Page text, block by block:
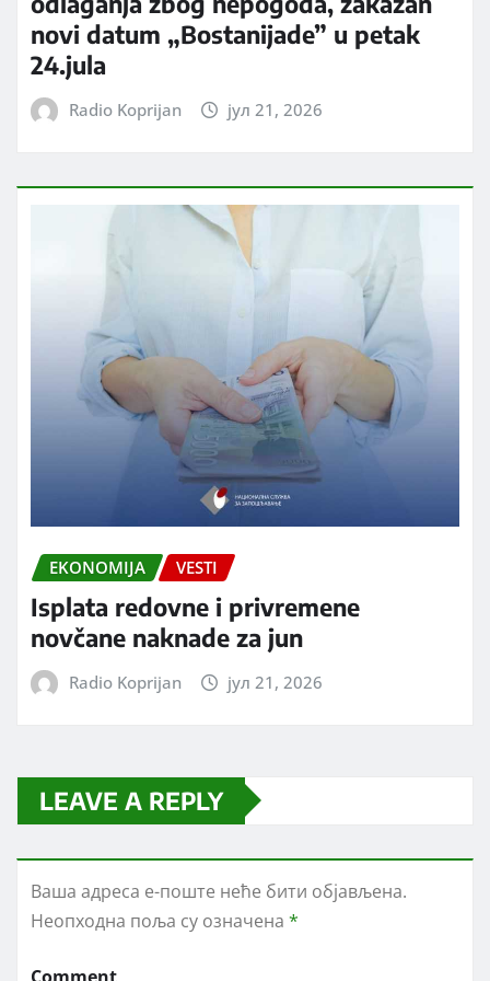
novi datum „Bostanijade” u petak
24.jula
Radio Koprijan јул 21, 2026
EKONOMIJA VESTI
Isplata redovne i privremene
novčane naknade za jun
Radio Koprijan јул 21, 2026
LEAVE A REPLY
Ваша адреса е-поште неће бити објављена.
Неопходна поља су означена *